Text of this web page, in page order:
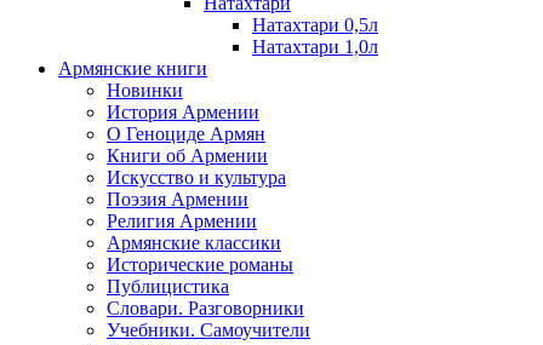
Натахтари 0,5л
Натахтари 1,0л
Армянские книги
Новинки
История Армении
О Геноциде Армян
Книги об Армении
Иcкусство и культура
Поэзия Армении
Религия Армении
Армянские классики
Исторические романы
Публицистика
Словари. Разговорники
Учебники. Самоучители